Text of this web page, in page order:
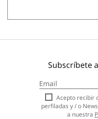
Subscríbete
a
nuestro
boletín
de
Acepto recibir
perfiladas y / o
a nuestra